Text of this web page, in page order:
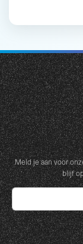
Meld je aan voor
blijf